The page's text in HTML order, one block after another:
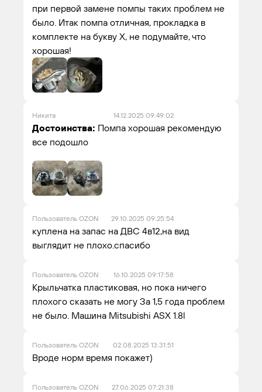
при первой замене помпы таких проблем не
было. Итак помпа отличная, прокладка в
комплекте на букву Х, не подумайте, что
хорошая!
Никита 14.12.2025 09:49:02
Достоинства: Помпа хорошая рекомендую
все подошло
Пользователь OZON 29.10.2025 09:25:54
куплена на запас на ДВС 4в12,на вид
выглядит не плохо.спасибо
Пользователь OZON 16.10.2025 09:17:58
Крыльчатка пластиковая, но пока ничего
плохого сказать не могу За 1,5 года проблем
не было. Машина Mitsubishi ASX 1.8l
Пользователь OZON 02.08.2025 13:31:51
Вроде норм время покажет)
Пользователь OZON 27.06.2025 07:21:38